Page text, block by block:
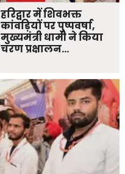
हरिद्वार में शिवभक्त
कांवड़ियों पर पुष्पवर्षा,
मुख्यमंत्री धामी ने किया
चरण प्रक्षालन…